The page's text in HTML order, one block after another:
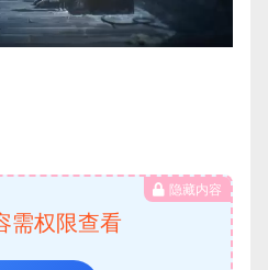
隐藏内容
需权限查看